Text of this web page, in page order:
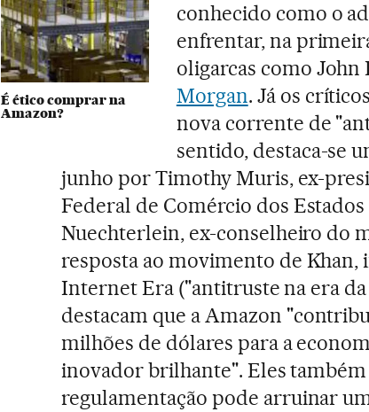
É ético comprar na
Amazon?
conhecido como o
enfrentar, na
oligarcas como
Morgan. Já os
nova corrente de
sentido, destaca-se
junho por Timothy Muris, ex-
Federal de Comércio dos
Nuechterlein, ex-conselheiro do
resposta ao movimento de
Internet Era ("antitruste na era
destacam que a Amazon
milhões de dólares para a
inovador brilhante". Eles
regulamentação pode arruinar